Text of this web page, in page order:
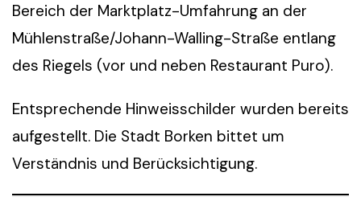
Bereich der Marktplatz-Umfahrung an der
Mühlenstraße/Johann-Walling-Straße entlang
des Riegels (vor und neben Restaurant Puro).
Entsprechende Hinweisschilder wurden bereits
aufgestellt. Die Stadt Borken bittet um
Verständnis und Berücksichtigung.